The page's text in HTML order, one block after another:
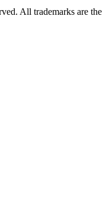
All trademarks are the